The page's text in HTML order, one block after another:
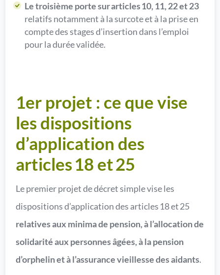
Le troisième porte sur articles 10, 11, 22 et 23
relatifs notamment à la surcote et à la prise en
compte des stages d’insertion dans l’emploi
pour la durée validée.
1er projet : ce que vise
les dispositions
d’application des
articles 18 et 25
Le premier projet de décret simple vise les
dispositions d’application des articles 18 et 25
relatives aux minima de pension, à l’allocation de
solidarité aux personnes âgées, à la pension
d’orphelin et à l’assurance vieillesse des aidants.